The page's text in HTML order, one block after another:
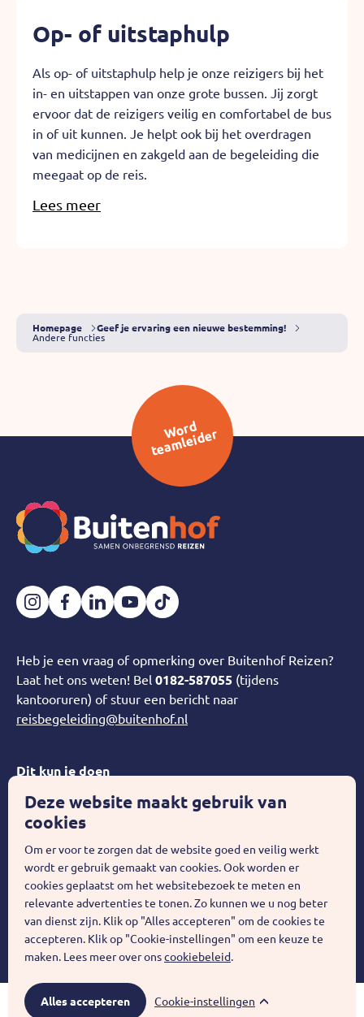
Op- of uitstaphulp
Als op- of uitstaphulp help je onze reizigers bij het
in- en uitstappen van onze grote bussen. Jij zorgt
ervoor dat de reizigers veilig en comfortabel de bus
in of uit kunnen. Je helpt ook bij het overdragen
van medicijnen en zakgeld aan de begeleiding die
meegaat op de reis.
Lees meer
Homepage
Geef je ervaring een nieuwe bestemming!
Andere functies
W
or
d
t
e
a
ml
ei
d
er
Heb je een vraag of opmerking over Buitenhof Reizen?
Laat het ons weten! Bel 0182-587055 (tijdens
kantooruren) of stuur een bericht naar
reisbegeleiding@buitenhof.nl
Dit kun je doen
Over Buitenhof
Word Teamleider!
Privacy statement
© 2026Buitenhof Reizen
Deze website maakt gebruik van
cookies
Om er voor te zorgen dat de website goed en veilig werkt
wordt er gebruik gemaakt van cookies. Ook worden er
cookies geplaatst om het websitebezoek te meten en
relevante advertenties te tonen. Zo kunnen we u nog beter
van dienst zijn. Klik op "Alles accepteren" om de cookies te
accepteren. Klik op "Cookie-instellingen" om een keuze te
maken. Lees meer over onscookiebeleid.
Cookie-instellingen